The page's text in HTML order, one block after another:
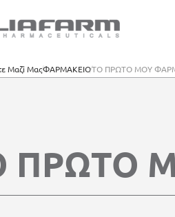
Μαζi ΜαςΦΑΡΜΑΚΕΙΟΤΟ ΠΡΩΤΟ ΜΟΥ
ΠΡΩΤΟ